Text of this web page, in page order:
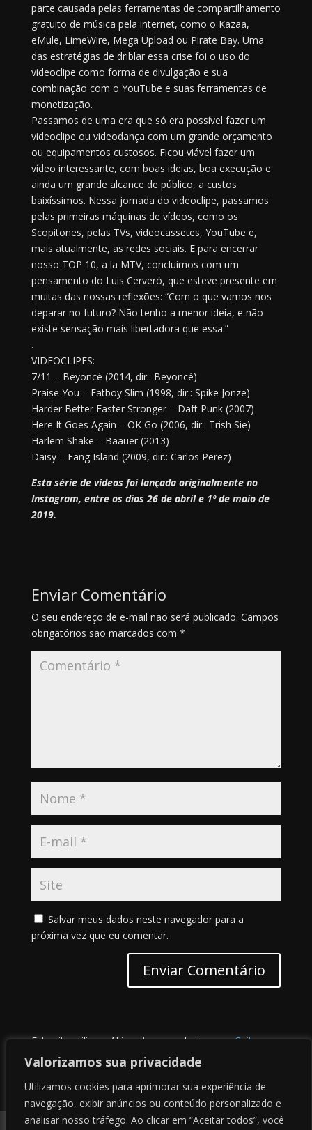
Valorizamos sua privacidade
Utilizamos cookies para aprimorar sua experiência de
navegação, exibir anúncios ou conteúdo personalizado e
analisar nosso tráfego. Ao clicar em “Aceitar todos”, você
parte causada pelas ferramentas de compartilhamento
gratuito de música pela internet, como o Kazaa,
eMule, LimeWire, Mega Upload ou Pirate Bay. Uma
das estratégias de driblar essa crise foi o uso do
videoclipe como forma de divulgação e sua
combinação com o YouTube e suas ferramentas de
monetização.
Passamos de uma era que só era possível fazer um
videoclipe ou videodança com um grande orçamento
ou equipamentos custosos. Ficou viável fazer um
vídeo interessante, com boas ideias, boa execução e
ainda um grande alcance de público, a custos
baixíssimos. Nessa jornada do videoclipe, passamos
pelas primeiras máquinas de vídeos, como os
Scopitones, pelas TVs, videocassetes, YouTube e,
mais atualmente, as redes sociais. E para encerrar
nosso TOP 10, a la MTV, concluímos com um
pensamento do Luis Cerveró, que esteve presente em
muitas das nossas reflexões: “Com o que vamos nos
deparar no futuro? Não tenho a menor ideia, e não
existe sensação mais libertadora que essa.”
.
VIDEOCLIPES:
7/11 – Beyoncé (2014, dir.: Beyoncé)
Praise You – Fatboy Slim (1998, dir.: Spike Jonze)
Harder Better Faster Stronger – Daft Punk (2007)
Here It Goes Again – OK Go (2006, dir.: Trish Sie)
Harlem Shake – Baauer (2013)
Daisy – Fang Island (2009, dir.: Carlos Perez)
Esta série de vídeos foi lançada originalmente no
Instagram, entre os dias 26 de abril e 1º de maio de
2019.
Enviar Comentário
O seu endereço de e-mail não será publicado. Campos
obrigatórios são marcados com *
Salvar meus dados neste navegador para a
próxima vez que eu comentar.
Este site utiliza o Akismet para reduzir spam.Saiba
como seus dados em comentários são processados